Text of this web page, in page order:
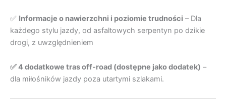
✅ Informacje o nawierzchni i poziomie trudności – Dla
każdego stylu jazdy, od asfaltowych serpentyn po dzikie
drogi, z uwzględnieniem
✅ 4 dodatkowe tras off-road (dostępne jako dodatek) –
dla miłośników jazdy poza utartymi szlakami.